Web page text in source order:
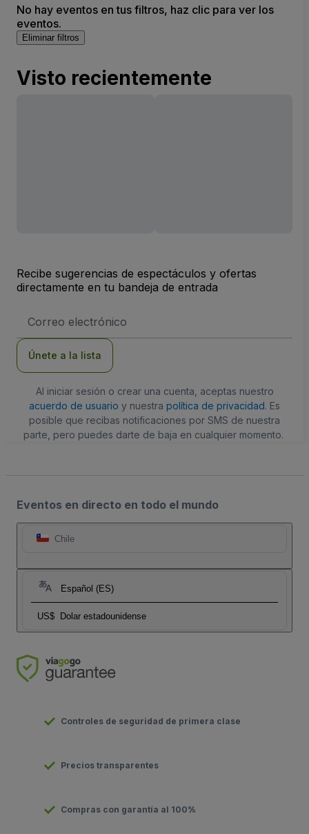
No hay eventos en tus filtros, haz clic para ver los
eventos.
Eliminar filtros
Visto recientemente
Recibe sugerencias de espectáculos y ofertas
directamente en tu bandeja de entrada
de
Únete a la lista
Al iniciar sesión o crear una cuenta, aceptas nuestro
acuerdo de usuario y nuestra política de privacidad. Es
posible que recibas notificaciones por SMS de nuestra
parte, pero puedes darte de baja en cualquier momento.
Eventos en directo en todo el mundo
Chile
Español (ES)
US$ Dolar estadounidense
Controles de seguridad de primera clase
Precios transparentes
Compras con garantía al 100%